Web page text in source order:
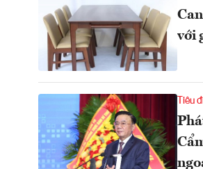
với
Tiêu